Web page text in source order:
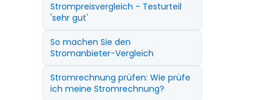
Strompreisvergleich - Testurteil
'sehr gut'
So machen Sie den
Stromanbieter-Vergleich
Stromrechnung prüfen: Wie prüfe
ich meine Stromrechnung?